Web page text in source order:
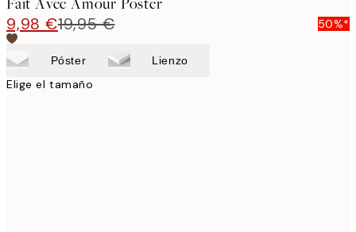
9,98 €19,95 € 50%*
Póster Lienzo
Elige el tamaño